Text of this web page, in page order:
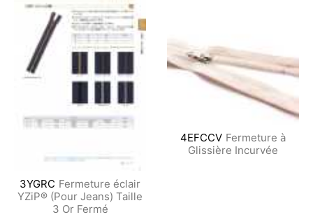
3YGRC Fermeture éclair
YZiP® (Pour Jeans) Taille
3 Or Fermé
4EFCCV Fermeture à
Glissière Incurvée